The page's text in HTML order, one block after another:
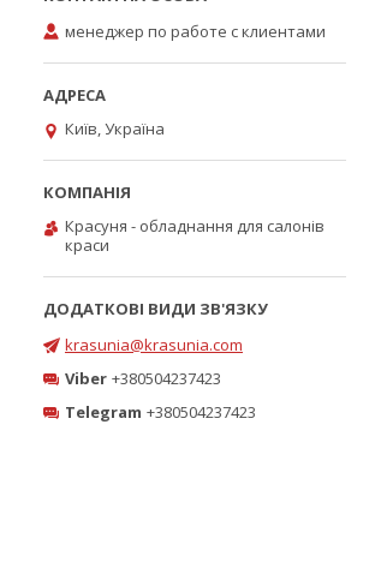
менеджер по работе с клиентами
Київ, Україна
Красуня - обладнання для салонів
краси
krasunia@krasunia.com
Viber +380504237423
Telegram +380504237423